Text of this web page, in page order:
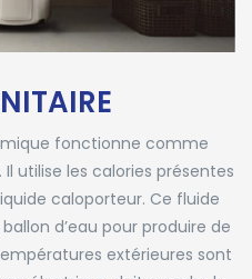
fonctionne comme
utilise les calories présentes
caloporteur. Ce fluide
d’eau pour produire de
extérieures sont